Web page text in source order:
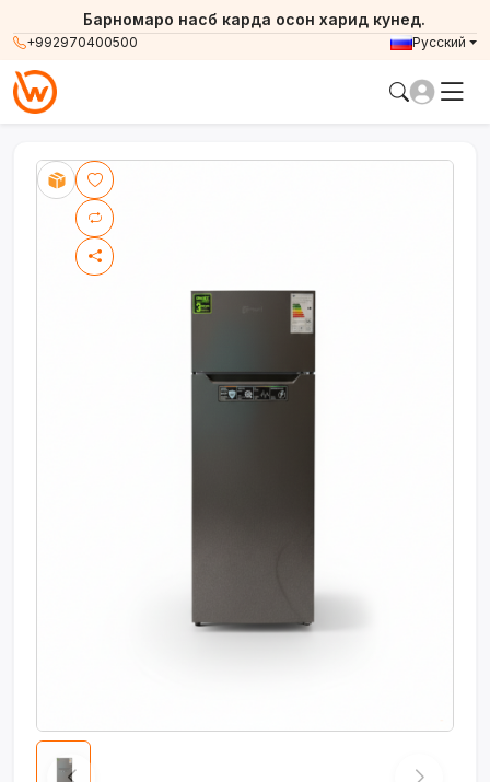
+992970400500
Барномаро насб карда осон харид кунед.
Русский